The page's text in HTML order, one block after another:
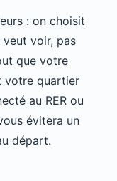
: on choisit
veut voir, pas
que votre
votre quartier
au RER ou
évitera un
départ.